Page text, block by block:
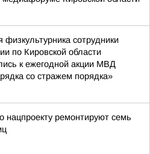
физкультурника сотрудники
по Кировской области
к ежегодной акции МВД
со стражем порядка»
нацпроекту ремонтируют семь